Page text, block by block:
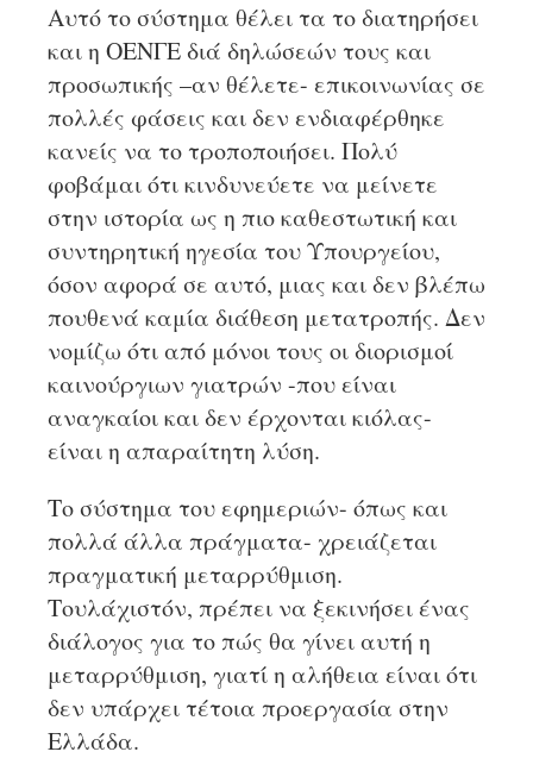
Αυτό το σύστημα θέλει τα το διατηρήσει
και η ΟΕΝΓΕ διά δηλώσεών τους και
προσωπικής –αν θέλετε- επικοινωνίας σε
πολλές φάσεις και δεν ενδιαφέρθηκε
κανείς να το τροποποιήσει. Πολύ
φοβάμαι ότι κινδυνεύετε να μείνετε
στην ιστορία ως η πιο καθεστωτική και
συντηρητική ηγεσία του Υπουργείου,
όσον αφορά σε αυτό, μιας και δεν βλέπω
πουθενά καμία διάθεση μετατροπής. Δεν
νομίζω ότι από μόνοι τους οι διορισμοί
καινούργιων γιατρών -που είναι
αναγκαίοι και δεν έρχονται κιόλας-
είναι η απαραίτητη λύση.
Το σύστημα του εφημεριών- όπως και
πολλά άλλα πράγματα- χρειάζεται
πραγματική μεταρρύθμιση.
Τουλάχιστόν, πρέπει να ξεκινήσει ένας
διάλογος για το πώς θα γίνει αυτή η
μεταρρύθμιση, γιατί η αλήθεια είναι ότι
δεν υπάρχει τέτοια προεργασία στην
Ελλάδα.